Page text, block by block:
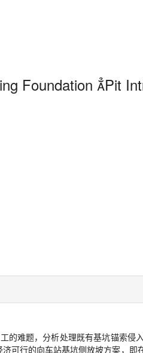
Foundation Pit
的难题，分析处理既有基坑锚索侵
可行的向车站基坑侧放坡方案，